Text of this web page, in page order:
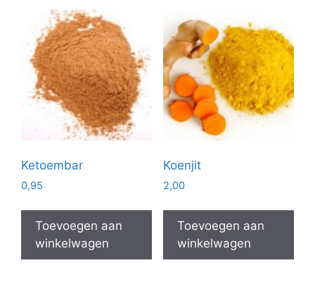
Ketoembar
0,95
Toevoegen aan
winkelwagen
Koenjit
2,00
Toevoegen aan
winkelwagen